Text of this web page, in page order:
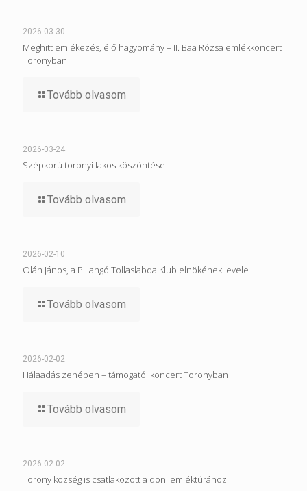
2026-03-30
Meghitt emlékezés, élő hagyomány – II. Baa Rózsa emlékkoncert
Toronyban
Tovább olvasom
2026-03-24
Szépkorú toronyi lakos köszöntése
Tovább olvasom
2026-02-10
Oláh János, a Pillangó Tollaslabda Klub elnökének levele
Tovább olvasom
2026-02-02
Hálaadás zenében – támogatói koncert Toronyban
Tovább olvasom
2026-02-02
Torony község is csatlakozott a doni emléktúrához